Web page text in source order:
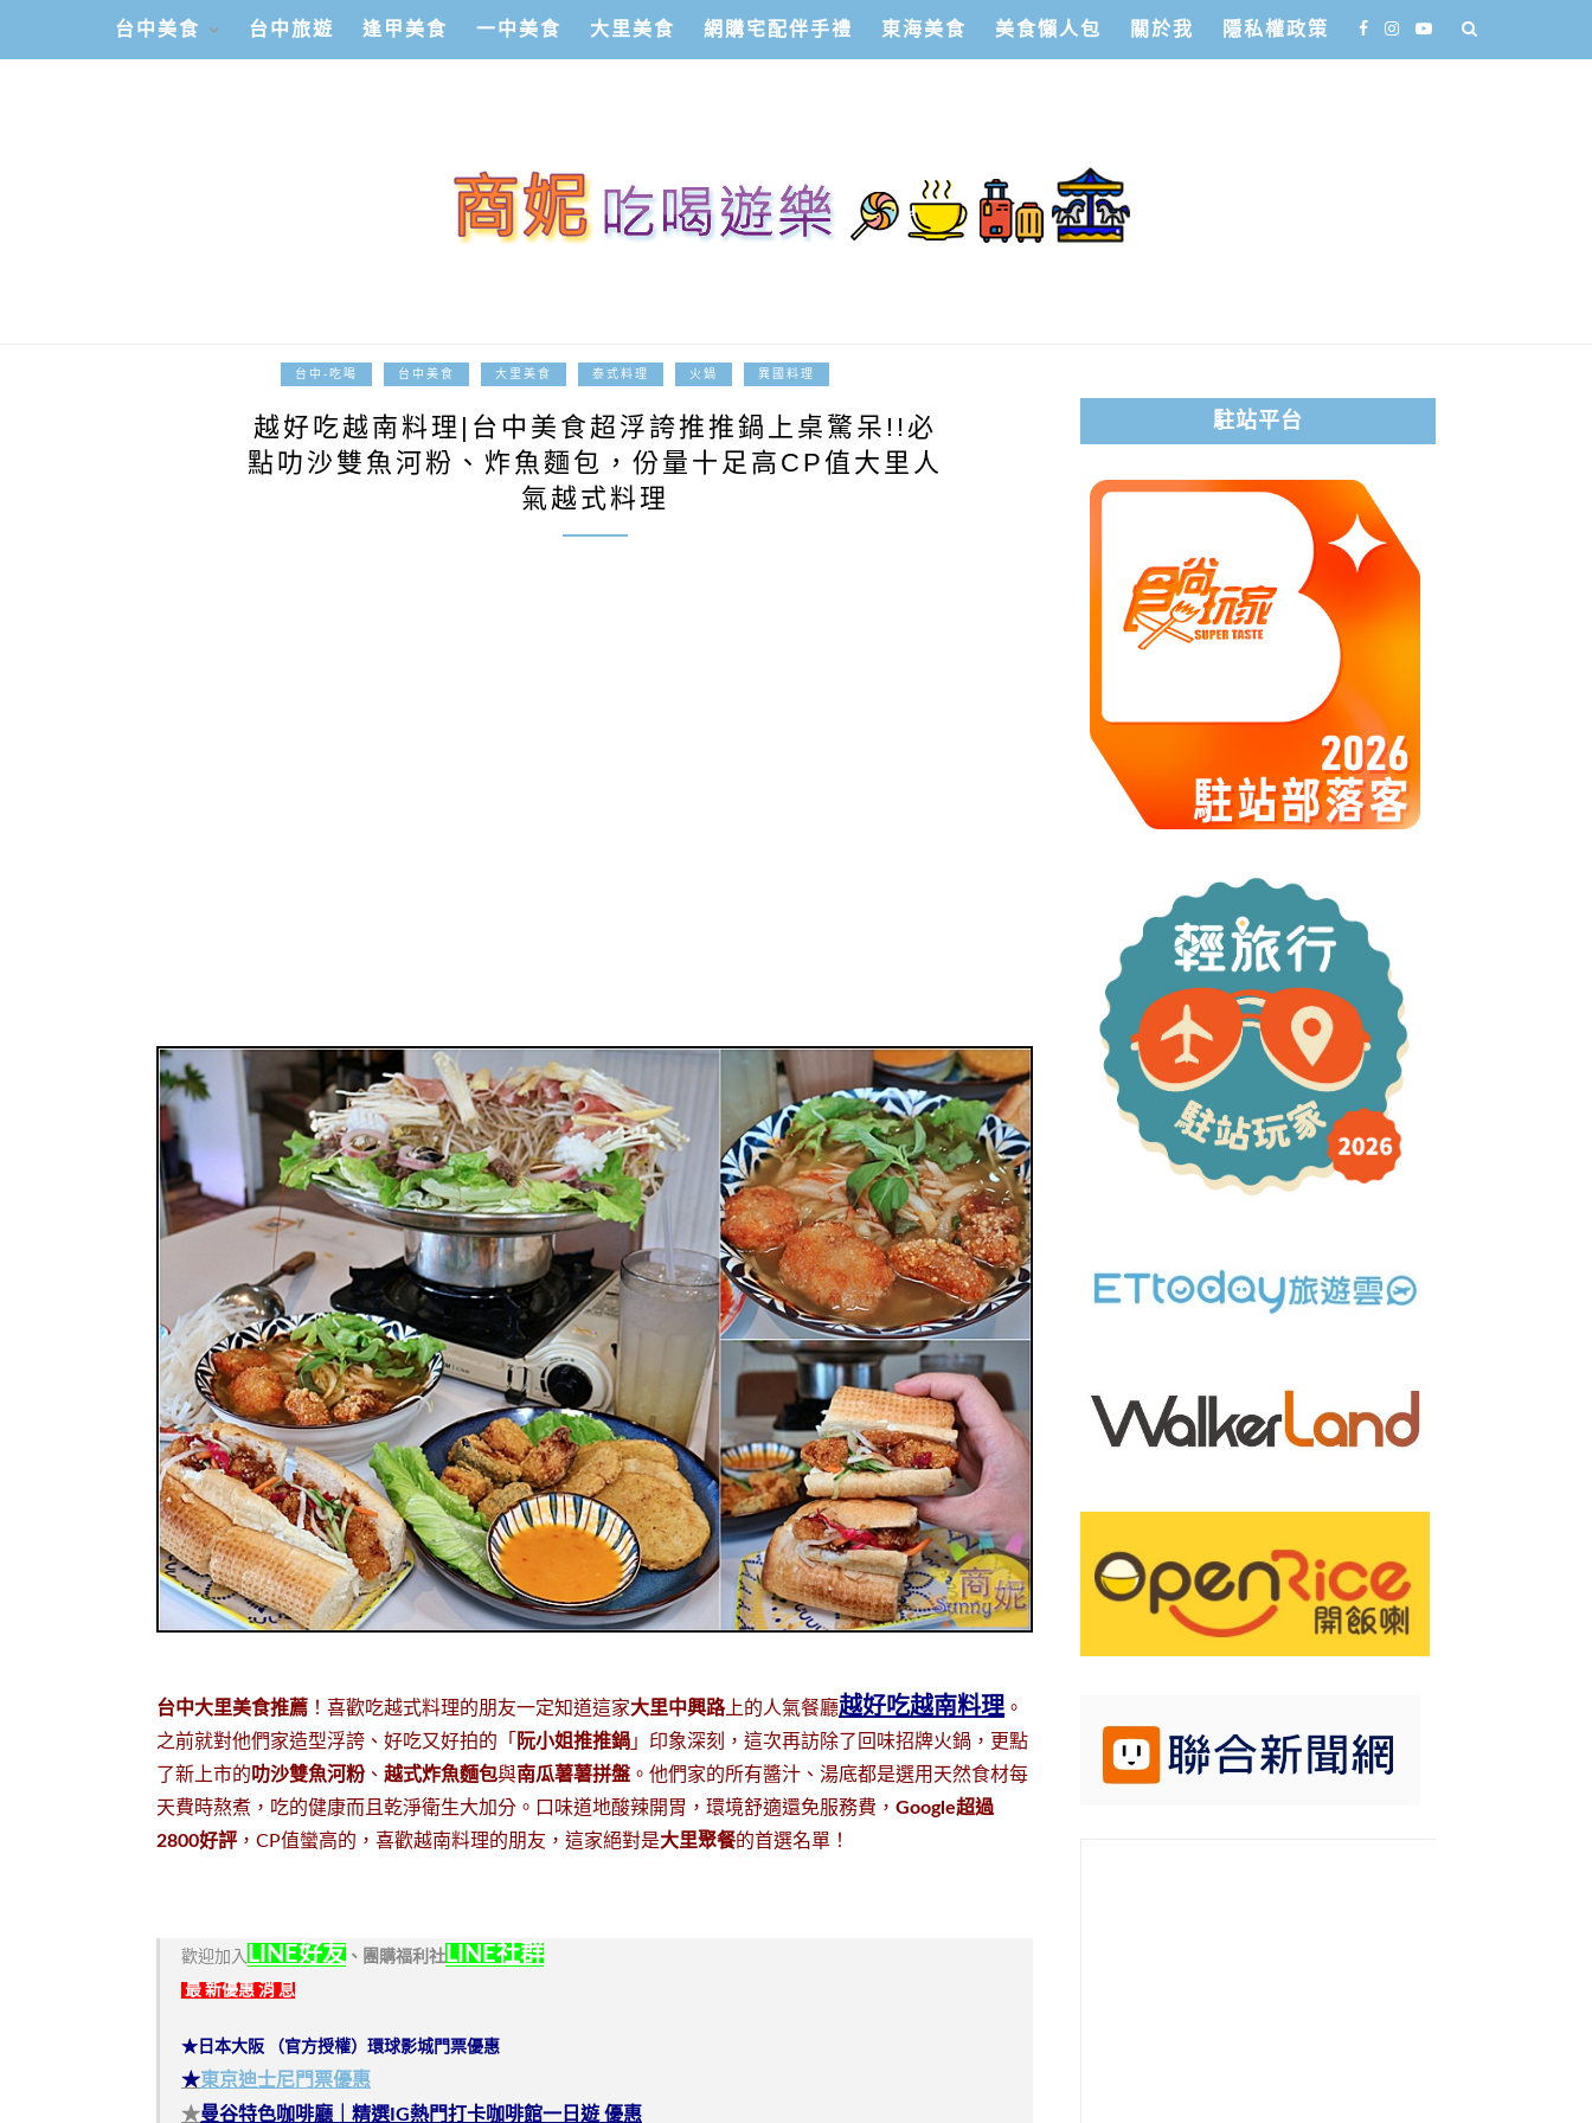
台中美食 台中旅遊 逢甲美食 一中美食 大里美食 網購宅配伴手禮 東海美食 美食懶人包 關於我 隱私權政策
台中-吃喝 台中美食 大里美食 泰式料理 火鍋 異國料理
越好吃越南料理|台中美食超浮誇推推鍋上桌驚呆!!必
點叻沙雙魚河粉、炸魚麵包，份量十足高CP值大里人
氣越式料理
台中大里美食推薦 ！喜歡吃越式料理的朋友一定知道這家大里中興路上的人氣餐廳越好吃越南料理 。
之前就對他們家造型浮誇、好吃又好拍的「 阮小姐推推鍋 」印象深刻，這次再訪除了回味招牌火鍋，更點
了新上市的 叻沙雙魚河粉、 越式炸魚麵包與南瓜薯薯拼盤 。他們家的所有醬汁、湯底都是選用天然食材每
天費時熬煮，吃的健康而且乾淨衛生大加分。口味道地酸辣開胃，環境舒適還免服務費， Google超過
2800好評 ，CP值蠻高的，喜歡越南料理的朋友，這家絕對是大里聚餐的首選名單！
歡迎加入 LINE好友 、 團購福利社 LINE社群
最 新優惠 消 息
★日本大阪 （官方授權）環球影城門票優惠
★東京迪士尼門票優惠
★曼谷特色咖啡廳｜精選IG熱門打卡咖啡館一日遊 優惠
駐站平台